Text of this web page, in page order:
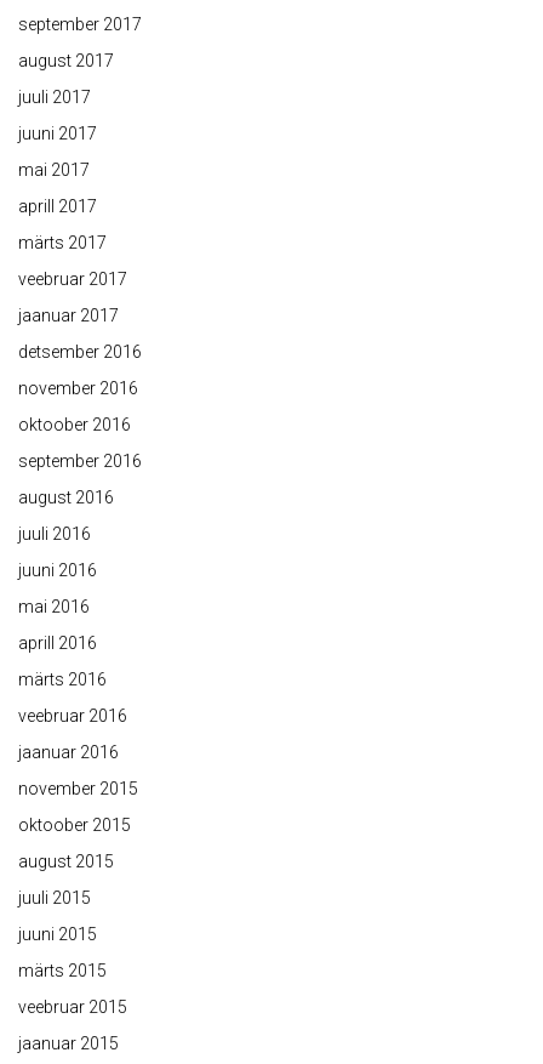
september 2017
august 2017
juuli 2017
juuni 2017
mai 2017
aprill 2017
märts 2017
veebruar 2017
jaanuar 2017
detsember 2016
november 2016
oktoober 2016
september 2016
august 2016
juuli 2016
juuni 2016
mai 2016
aprill 2016
märts 2016
veebruar 2016
jaanuar 2016
november 2015
oktoober 2015
august 2015
juuli 2015
juuni 2015
märts 2015
veebruar 2015
jaanuar 2015